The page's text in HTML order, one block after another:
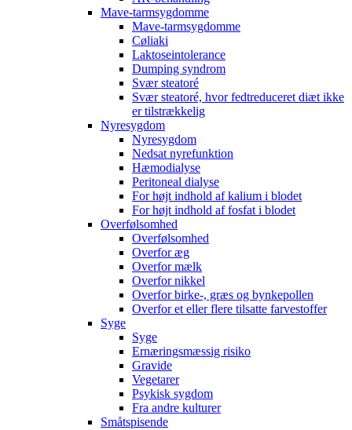
Mave-tarmsygdomme
Mave-tarmsygdomme
Cøliaki
Laktoseintolerance
Dumping syndrom
Svær steatoré
Svær steatoré, hvor fedtreduceret diæt ikke
er tilstrækkelig
Nyresygdom
Nyresygdom
Nedsat nyrefunktion
Hæmodialyse
Peritoneal dialyse
For højt indhold af kalium i blodet
For højt indhold af fosfat i blodet
Overfølsomhed
Overfølsomhed
Overfor æg
Overfor mælk
Overfor nikkel
Overfor birke-, græs og bynkepollen
Overfor et eller flere tilsatte farvestoffer
Syge
Syge
Ernæringsmæssig risiko
Gravide
Vegetarer
Psykisk sygdom
Fra andre kulturer
Småtspisende